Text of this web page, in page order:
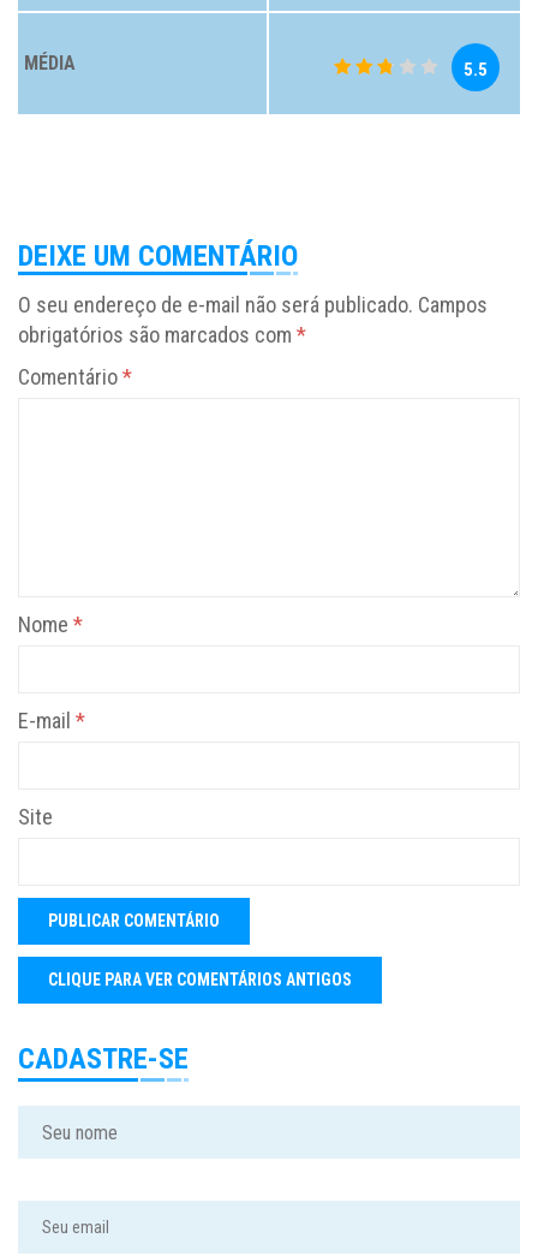
MÉDIA 5.5
DEIXE UM COMENTÁRIO
O seu endereço de e-mail não será publicado. Campos
obrigatórios são marcados com *
Comentário*
Nome *
E-mail *
Site
CADASTRE-SE